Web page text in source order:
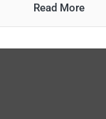
Read More